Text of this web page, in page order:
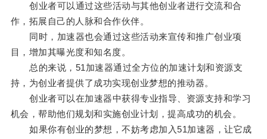
创业者可以通过这些活动与其他创业者进行交流和合
作，拓展自己的人脉和合作伙伴。
同时，加速器也会通过这些活动来宣传和推广创业项
目，增加其曝光度和知名度。
总的来说，51加速器通过全方位的加速计划和资源支
持，为创业者提供了成功实现创业梦想的推动器。
创业者可以在加速器中获得专业指导、资源支持和学习
机会，帮助他们规划和实施创业计划，提高成功的机会。
如果你有创业的梦想，不妨考虑加入51加速器，让它成